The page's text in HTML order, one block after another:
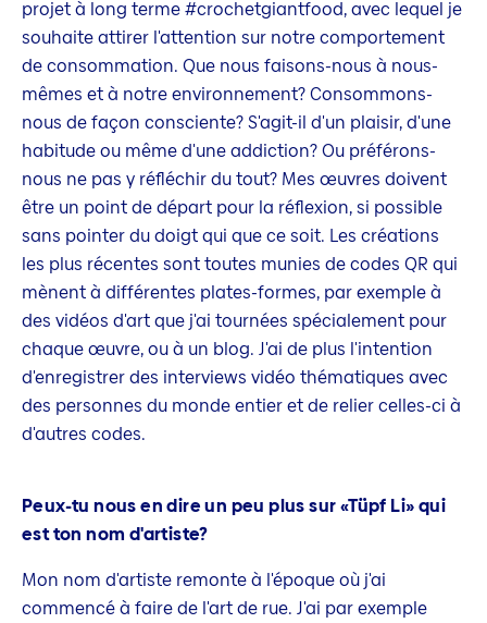
projet à long terme #crochetgiantfood, avec lequel je
souhaite attirer l'attention sur notre comportement
de consommation. Que nous faisons-nous à nous-
mêmes et à notre environnement? Consommons-
nous de façon consciente? S'agit-il d'un plaisir, d'une
habitude ou même d'une addiction? Ou préférons-
nous ne pas y réfléchir du tout? Mes œuvres doivent
être un point de départ pour la réflexion, si possible
sans pointer du doigt qui que ce soit. Les créations
les plus récentes sont toutes munies de codes QR qui
mènent à différentes plates-formes, par exemple à
des vidéos d'art que j'ai tournées spécialement pour
chaque œuvre, ou à un blog. J'ai de plus l'intention
d'enregistrer des interviews vidéo thématiques avec
des personnes du monde entier et de relier celles-ci à
d'autres codes.
Peux-tu nous en dire un peu plus sur «Tüpf Li» qui
est ton nom d'artiste?
Mon nom d'artiste remonte à l'époque où j'ai
commencé à faire de l'art de rue. J'ai par exemple